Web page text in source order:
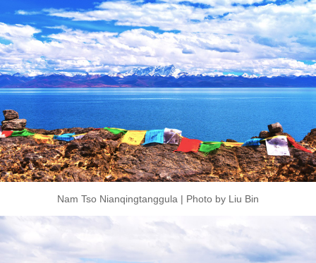
Nam Tso Nianqingtanggula | Photo by Liu Bin